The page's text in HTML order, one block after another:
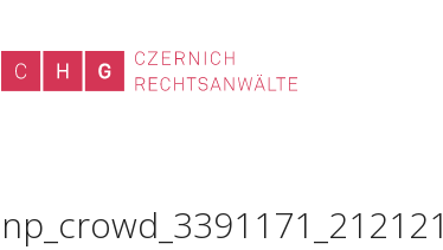
np_crowd_3391171_212121